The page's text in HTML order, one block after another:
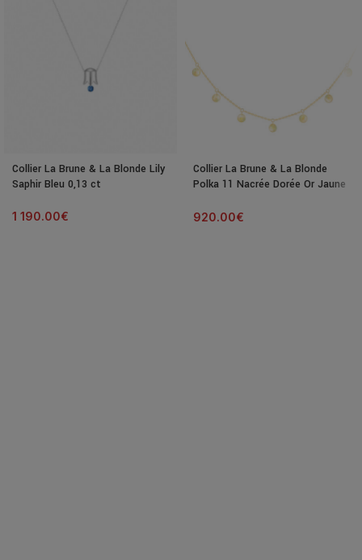
Collier La Brune & La Blonde Lily
Saphir Bleu 0,13 ct
1 190.00€
Collier La Brune & La Blonde
Polka 11 Nacrée Dorée Or Jaune
920.00€